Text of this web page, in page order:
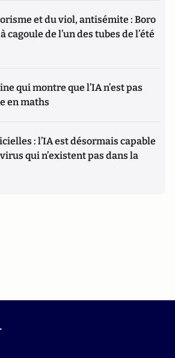
et du viol, antisémite : Boro
cagoule de l’un des tubes de l’été
qui montre que l’IA n’est pas
en maths
: l’IA est désormais capable
qui n’existent pas dans la